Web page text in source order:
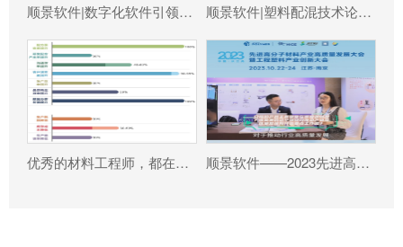
顺景软件|数字化软件引领新材料产业绿色智造新篇章 顺景软件|塑料配混技术论坛上展示数字化的力量
优秀的材料工程师，都在跟这个新朋友打交道! 顺景软件——2023先进高分子材料产业高质量发展大会暨工程塑料产业创新大会